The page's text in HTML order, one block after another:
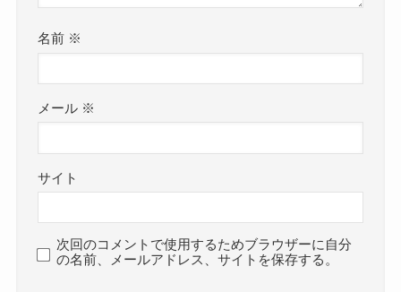
名前 ※
メール ※
サイト
次回のコメントで使用するためブラウザーに自分
の名前、メールアドレス、サイトを保存する。